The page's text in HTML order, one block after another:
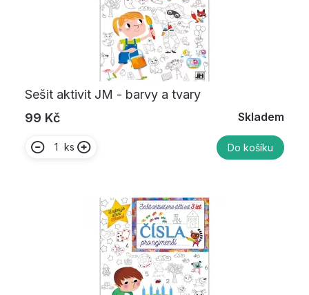
Sešit aktivit JM - barvy a tvary
99 Kč
Skladem
ks Do košíku